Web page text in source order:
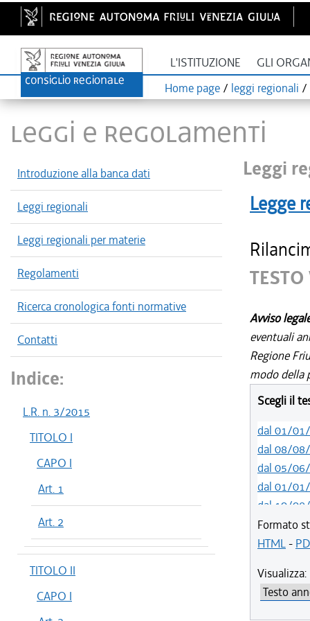
L'ISTITUZIONE GLI
Home page / leggi regionali /
LEGGI E REGOLAMENTI
Introduzione alla banca dati
Leggi regionali
Leggi regionali per materie
Regolamenti
Ricerca cronologica fonti normative
Contatti
Indice:
L.R. n. 3/2015
TITOLO I
CAPO I
Art. 1
Art. 2
TITOLO II
CAPO I
Leggi
Legge
Avviso
eventuali
Regione
modo della
Scegli il
dal 01/
dal 08/
dal 05/
dal 01/
dal 10/
dal 14/
dal 11/
dal 21/
dal 14/
dal 01/
Formato
HTML-
Visualizza: